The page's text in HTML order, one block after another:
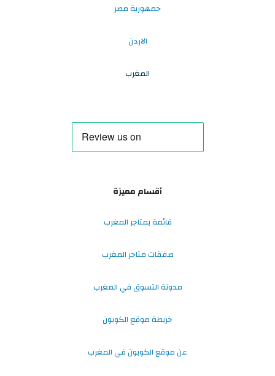
جمهورية مصر
الاردن
المغرب
أقسام مميزة
قائمة بمتاجر المغرب
صفقات متاجر المغرب
مدونة التسوق في المغرب
خريطة موقع الكوبون
عن موقع الكوبون في المغرب